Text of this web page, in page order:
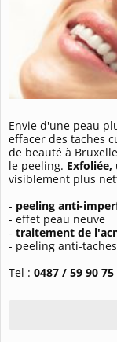
Envie d'une peau
effacer des taches
de beauté à
le peeling.
visiblement plus
- peeling anti-
- effet peau neuve
- traitement de
- peeling anti-taches
Tel : 0487 / 59 90 75